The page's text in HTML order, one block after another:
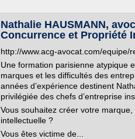
Nathalie HAUSMANN,
Concurrence et Propriété
http://www.acg-avocat.com/equipe/
Une formation parisienne atypique
marques et les difficultés des
années d’expérience destinent
privilégiée des chefs d’entreprise
Vous souhaitez créer votre
intellectuelle ?
Vous êtes victime de...